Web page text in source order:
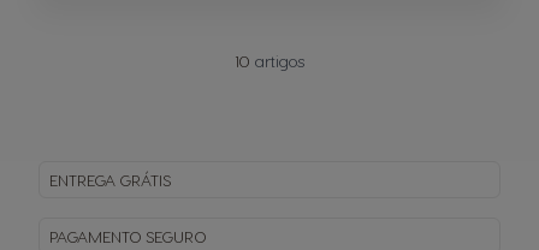
10 artigos
ENTREGA GRÁTIS
PAGAMENTO SEGURO